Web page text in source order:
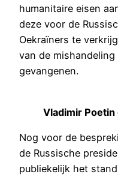
humanitaire eisen
deze voor de
Oekraïners te
van de
gevangenen.
Vladimir
Nog voor de
de Russische
publiekelijk het